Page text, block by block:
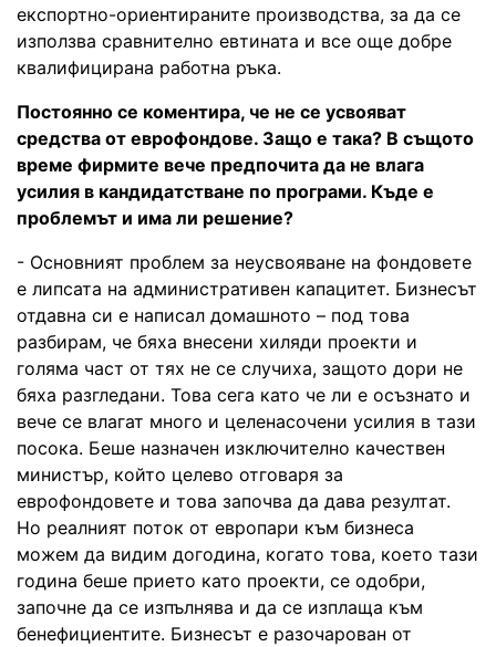
експортно-ориентираните производства, за да се
използва сравнително евтината и все още добре
квалифицирана работна ръка.
Постоянно се коментира, че не се усвояват
средства от еврофондове. Защо е така? В същото
време фирмите вече предпочита да не влага
усилия в кандидатстване по програми. Къде е
проблемът и има ли решение?
- Основният проблем за неусвояване на фондовете
е липсата на административен капацитет. Бизнесът
отдавна си е написал домашното – под това
разбирам, че бяха внесени хиляди проекти и
голяма част от тях не се случиха, защото дори не
бяха разгледани. Това сега като че ли е осъзнато и
вече се влагат много и целенасочени усилия в тази
посока. Беше назначен изключително качествен
министър, който целево отговаря за
еврофондовете и това започва да дава резултат.
Но реалният поток от европари към бизнеса
можем да видим догодина, когато това, което тази
година беше прието като проекти, се одобри,
започне да се изпълнява и да се изплаща към
бенефициентите. Бизнесът е разочарован от